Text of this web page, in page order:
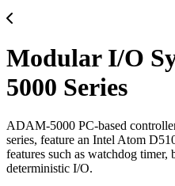
Modular I/O
5000 Series
ADAM-5000 PC-based
series, feature an Intel Atom
features such as watchdog
deterministic I/O.